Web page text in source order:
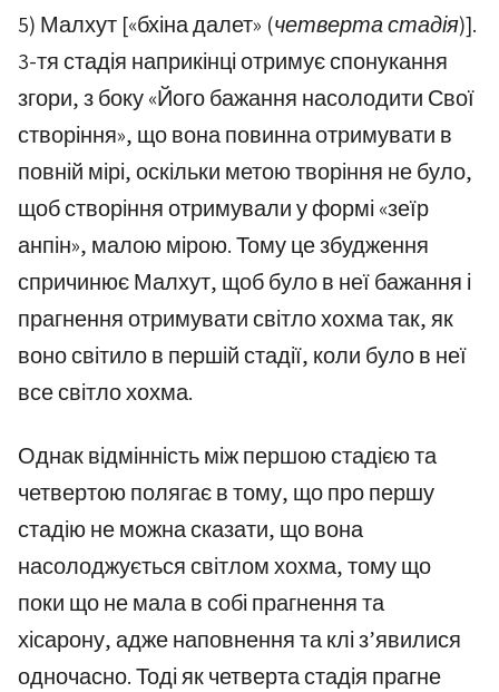
5) Малхут [«бхіна далет» (четверта стадія)].
3-тя стадія наприкінці отримує спонукання
згори, з боку «Його бажання насолодити Свої
створіння», що вона повинна отримувати в
повній мірі, оскільки метою творіння не було,
щоб створіння отримували у формі «зеїр
анпін», малою мірою. Тому це збудження
спричинює Малхут, щоб було в неї бажання і
прагнення отримувати світло хохма так, як
воно світило в першій стадії, коли було в неї
все світло хохма.
Однак відмінність між першою стадією та
четвертою полягає в тому, що про першу
стадію не можна сказати, що вона
насолоджується світлом хохма, тому що
поки що не мала в собі прагнення та
хісарону, адже наповнення та клі з’явилися
одночасно. Тоді як четверта стадія прагне